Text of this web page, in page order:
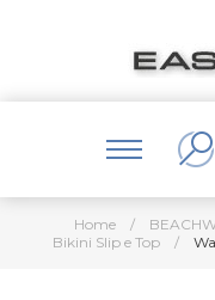
Home /
Bikini Slip e Top
/